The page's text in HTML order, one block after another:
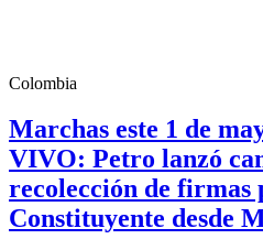
Colombia
Marchas este 1 de
VIVO: Petro lanzó
recolección de firmas
Constituyente desde